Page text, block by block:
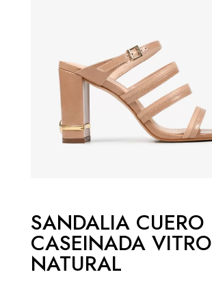
SANDALIA CUERO
CASEINADA VITRO
NATURAL